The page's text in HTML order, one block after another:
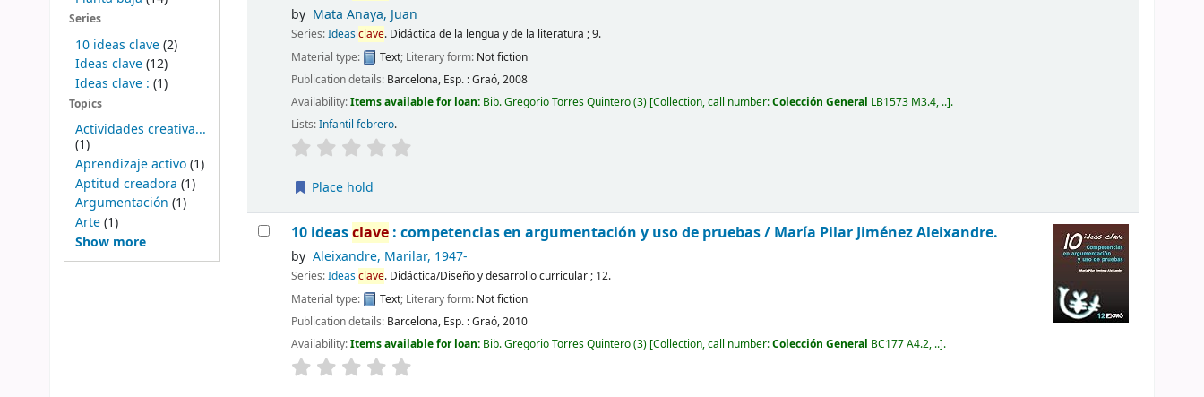
Series
10 ideas clave(2)
Ideas clave(12)
Ideas clave : (1)
Topics
Actividades creativa...
(1)
Aprendizaje activo(1)
Aptitud creadora (1)
Argumentación (1)
Arte(1)
Show more
by Mata Anaya, Juan
Series:Ideasclave. Didáctica de la lengua y de la literatura ; 9.
Material type:
Text; Literary form: Not fiction
Publication details: Barcelona, Esp. :Graó,2008
Availability:Items available for loan: Bib. Gregorio Torres Quintero(3) Collection, call number:Colección General LB1573 M3.4, .. .
Lists:Infantil febrero.
Place hold
10 ideasclave : competencias en argumentación y uso de pruebas / María Pilar Jiménez Aleixandre.
by Aleixandre, Marilar, 1947-
Series:Ideasclave. Didáctica/Diseño y desarrollo curricular ; 12.
Material type:
Text; Literary form: Not fiction
Publication details: Barcelona, Esp. :Graó,2010
Availability:Items available for loan: Bib. Gregorio Torres Quintero(3) Collection, call number:Colección General BC177 A4.2, .. .